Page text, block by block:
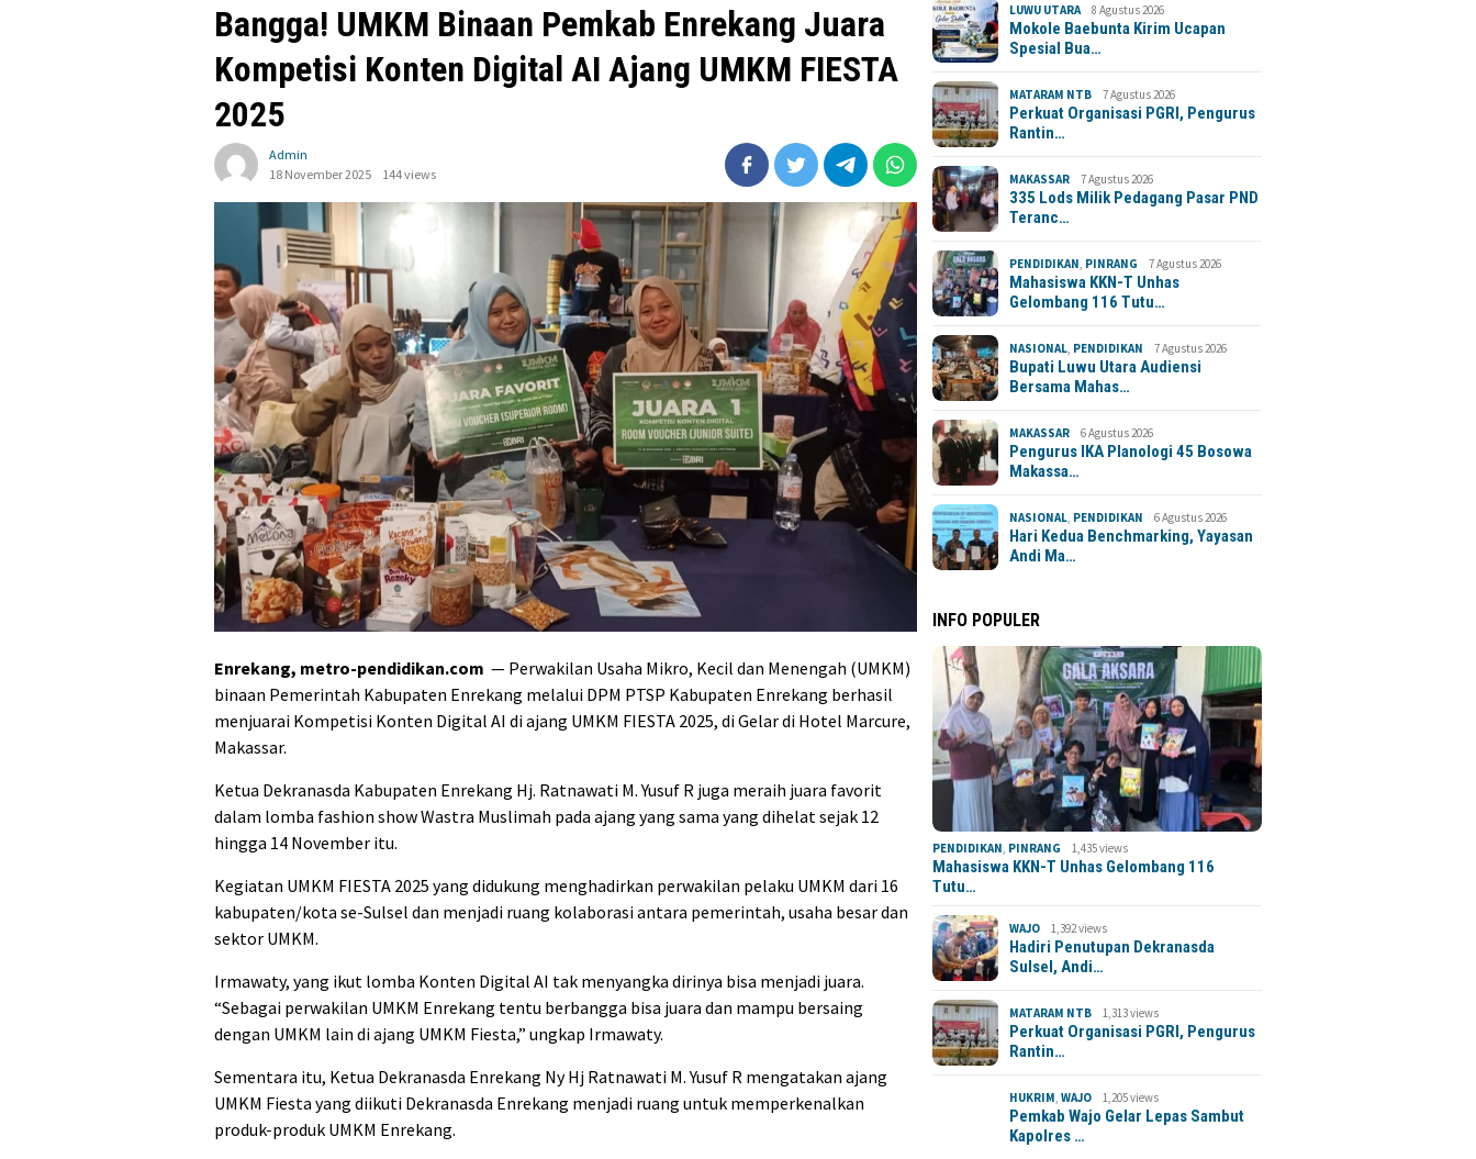
Bangga! UMKM Binaan Pemkab Enrekang Juara
Kompetisi Konten Digital AI Ajang UMKM FIESTA
2025
Admin
18 November 2025
144 views
Enrekang, metro-pendidikan.com — Perwakilan Usaha Mikro, Kecil dan Menengah (UMKM)
binaan Pemerintah Kabupaten Enrekang melalui DPM PTSP Kabupaten Enrekang berhasil
menjuarai Kompetisi Konten Digital AI di ajang UMKM FIESTA 2025, di Gelar di Hotel Marcure,
Makassar.
Ketua Dekranasda Kabupaten Enrekang Hj. Ratnawati M. Yusuf R juga meraih juara favorit
dalam lomba fashion show Wastra Muslimah pada ajang yang sama yang dihelat sejak 12
hingga 14 November itu.
Kegiatan UMKM FIESTA 2025 yang didukung menghadirkan perwakilan pelaku UMKM dari 16
kabupaten/kota se-Sulsel dan menjadi ruang kolaborasi antara pemerintah, usaha besar dan
sektor UMKM.
Irmawaty, yang ikut lomba Konten Digital AI tak menyangka dirinya bisa menjadi juara.
“Sebagai perwakilan UMKM Enrekang tentu berbangga bisa juara dan mampu bersaing
dengan UMKM lain di ajang UMKM Fiesta,” ungkap Irmawaty.
Sementara itu, Ketua Dekranasda Enrekang Ny Hj Ratnawati M. Yusuf R mengatakan ajang
UMKM Fiesta yang diikuti Dekranasda Enrekang menjadi ruang untuk memperkenalkan
produk-produk UMKM Enrekang.
LUWU UTARA 8 Agustus 2026
Mokole Baebunta Kirim Ucapan
Spesial Bua…
MATARAM NTB 7 Agustus 2026
Perkuat Organisasi PGRI, Pengurus
Rantin…
MAKASSAR 7 Agustus 2026
335 Lods Milik Pedagang Pasar PND
Teranc…
PENDIDIKAN PINRANG 7 Agustus 2026
Mahasiswa KKN-T Unhas
Gelombang 116 Tutu…
NASIONAL PENDIDIKAN 7 Agustus 2026
Bupati Luwu Utara Audiensi
Bersama Mahas…
MAKASSAR 6 Agustus 2026
Pengurus IKA Planologi 45 Bosowa
Makassa…
NASIONAL PENDIDIKAN 6 Agustus 2026
Hari Kedua Benchmarking, Yayasan
Andi Ma…
INFO POPULER
PENDIDIKAN, PINRANG 1,435 views
Mahasiswa KKN-T Unhas Gelombang 116
Tutu…
WAJO 1,392 views
Hadiri Penutupan Dekranasda
Sulsel, Andi…
MATARAM NTB 1,313 views
Perkuat Organisasi PGRI, Pengurus
Rantin…
HUKRIM,WAJO 1,205 views
Pemkab Wajo Gelar Lepas Sambut
Kapolres …